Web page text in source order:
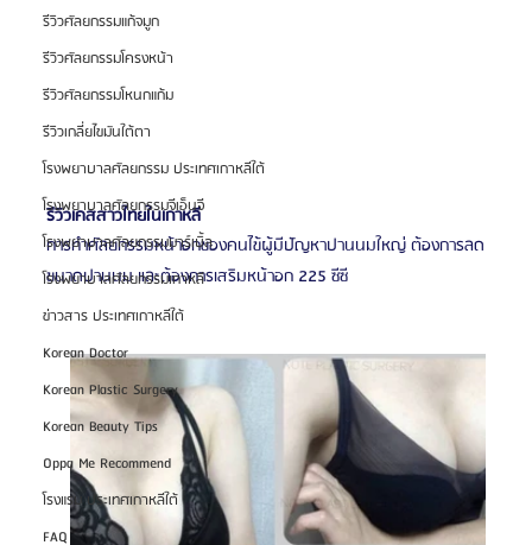
รีวิวศัลยกรรมแก้จมูก
รีวิวศัลยกรรมโครงหน้า
รีวิวศัลยกรรมโหนกแก้ม
รีวิวเกลี่ยไขมันใต้ตา
โรงพยาบาลศัลยกรรม ประเทศเกาหลีใต้
โรงพยาบาลศัลยกรรมจีเอ็นจี
โรงพยาบาลศัลยกรรมมาร์เบิ้ล
โรงพยาบาลศัลยกรรมเกาหลี
ข่าวสาร ประเทศเกาหลีใต้
Korean Doctor
Korean Plastic Surgery
Korean Beauty Tips
Oppa Me Recommend
โรงแรม ประเทศเกาหลีใต้
FAQ
รีวิวเคสสาวไทยในเกาหลี
การทำศัลยกรรมหน้าอกของคนไข้ผู้มีปัญหาปานนมใหญ่ ต้องการลด
ขนาดปานนม และต้องการเสริมหน้าอก 225 ซีซี